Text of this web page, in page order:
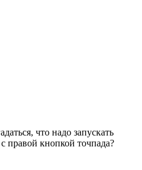
что надо запускать
правой кнопкой точпада?